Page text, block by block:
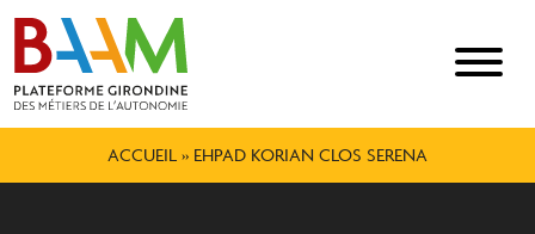
ACCUEIL » EHPAD KORIAN CLOS SERENA